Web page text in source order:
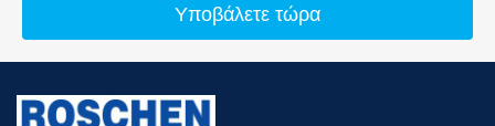
Υποβάλετε τώρα